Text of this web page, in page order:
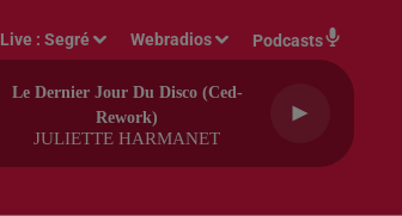
Live :Segré Webradios Podcasts
Le Dernier Jour Du Disco (ced-
Rework)
JULIETTE HARMANET